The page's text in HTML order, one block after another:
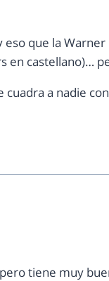
eso que la
en castellano)…
cuadra a nadie
tiene muy